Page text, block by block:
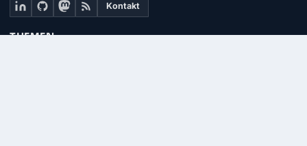
Kontakt
THEMEN